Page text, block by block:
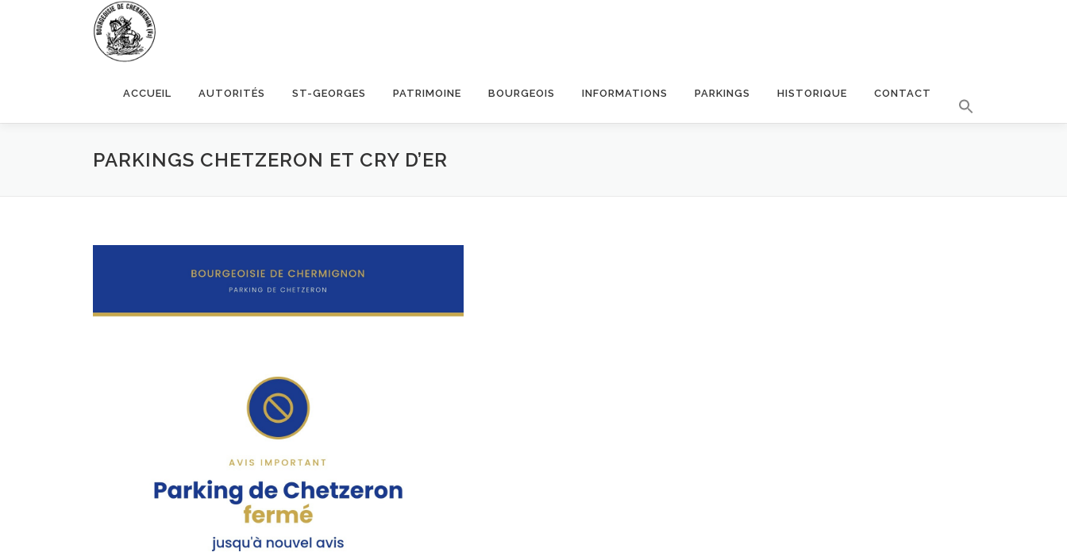
ACCUEIL AUTORITÉS ST-GEORGES PATRIMOINE BOURGEOIS INFORMATIONS PARKINGS HISTORIQUE CONTACT
PARKINGS CHETZERON ET CRY D’ER